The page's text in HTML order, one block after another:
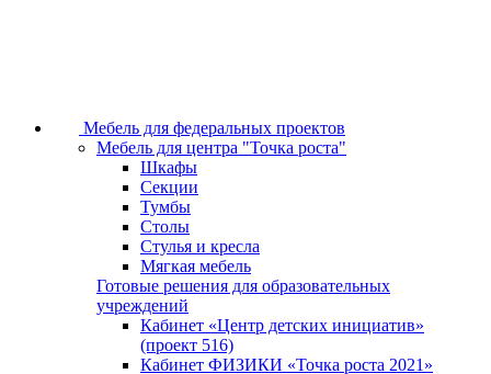
Мебель для федеральных проектов
Мебель для центра "Точка роста"
Шкафы
Секции
Тумбы
Столы
Стулья и кресла
Мягкая мебель
Готовые решения для образовательных
учреждений
Кабинет «Центр детских инициатив»
(проект 516)
Кабинет ФИЗИКИ «Точка роста 2021»